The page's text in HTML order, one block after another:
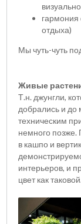
гармония
отдыха)
Мы чуть-чуть
Живые
Т.н. джунгли,
добрались и до
техническим
немного позже.
в кашпо и
интерьеров, и
цвет как таковой.